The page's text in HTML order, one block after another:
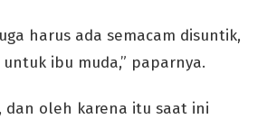
harus ada semacam disuntik,
ibu muda,” paparnya.
dan oleh karena itu saat ini